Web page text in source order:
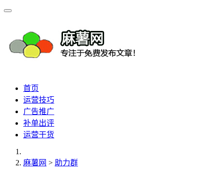
首页
运营技巧
广告推广
补单出评
运营干货
麻薯网 > 助力群